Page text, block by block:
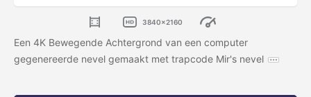
3840x2160
Een 4K Bewegende Achtergrond van een computer
gegenereerde nevel gemaakt met trapcode Mir's nevel